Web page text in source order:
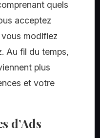
quels
acceptez
modifiez
Au fil du temps,
plus
et votre
d’Ads